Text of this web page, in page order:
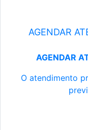
AGENDAR
AGENDAR
O atendimento